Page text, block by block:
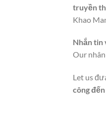
truyền
Khao
Nhắn tin
Our
Let us
công